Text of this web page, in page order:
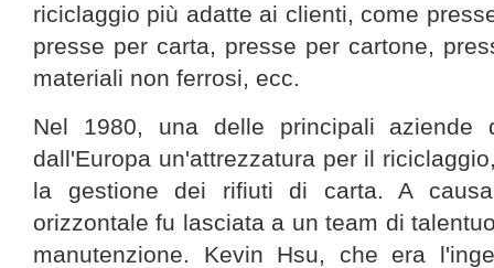
riciclaggio più adatte ai clienti, come
presse per carta, presse per cartone,
materiali non ferrosi, ecc.
Nel 1980, una delle principali aziende
dall'Europa un'attrezzatura per il
la gestione dei rifiuti di carta. A
orizzontale fu lasciata a un team di
manutenzione. Kevin Hsu, che era